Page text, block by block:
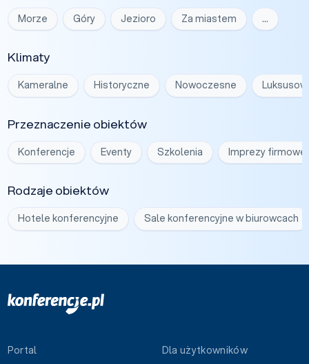
Morze Góry Jezioro Za miastem …
Klimaty
Kameralne Historyczne Nowoczesne
Przeznaczenie obiektów
Konferencje Eventy Szkolenia Imprezy firmowe
Rodzaje obiektów
Hotele konferencyjne Sale konferencyjne w biurowcach
Portal Dla użytkowników